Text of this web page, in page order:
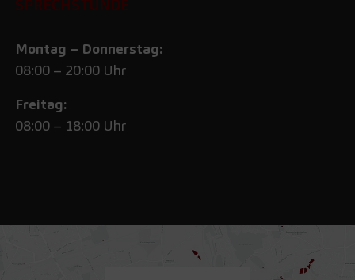
SPRECHSTUNDE
Montag – Donnerstag:
08:00 – 20:00 Uhr
Freitag:
08:00 – 18:00 Uhr